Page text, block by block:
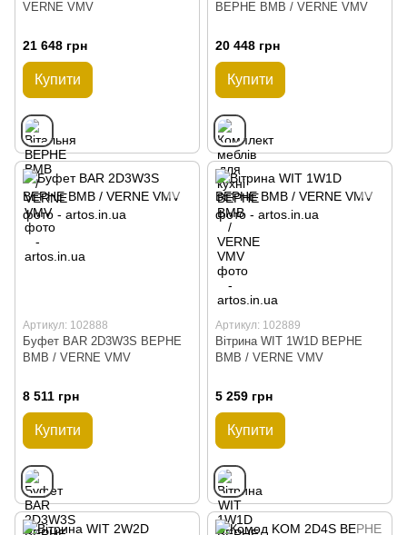
VERNE VMV
21 648 грн
Купити
ВЕРНЕ ВМВ / VERNE VMV
20 448 грн
Купити
Артикул: 102888
Буфет BAR 2D3W3S ВЕРНЕ
ВМВ / VERNE VMV
8 511 грн
Купити
Артикул: 102889
Вітрина WIT 1W1D ВЕРНЕ
ВМВ / VERNE VMV
5 259 грн
Купити